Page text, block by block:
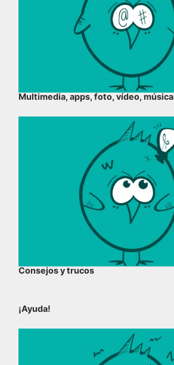
Multimedia, apps, foto, vídeo, música
Consejos y trucos
¡Ayuda!